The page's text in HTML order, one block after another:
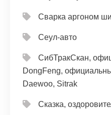
Сварка аргоном
Сеул-авто
СибТракСкан,
DongFeng,
Daewoo, Sitrak
Сказка,